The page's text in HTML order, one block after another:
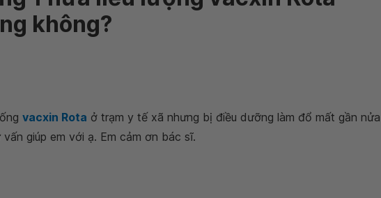
không?
vacxin Rota ở trạm y tế xã nhưng bị điều dưỡng làm đổ mất gần nửa
giúp em với ạ. Em cảm ơn bác sĩ.